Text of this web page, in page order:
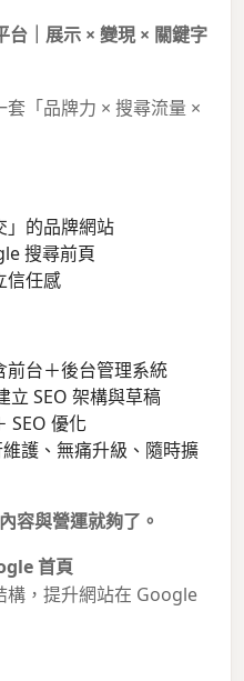
台｜展示 × 變現 × 關鍵字
「品牌力 × 搜尋流量 ×
」的品牌網站
搜尋前頁
信任感
前台＋後台管理系統
立 SEO 架構與草稿
SEO 優化
護、無痛升級、隨時擴
容與營運就夠了。
首頁
構，提升網站在 Google